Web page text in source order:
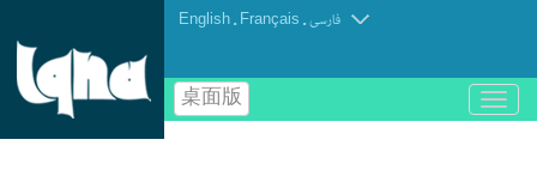
English . Français .فارسی
桌面版
باز
و